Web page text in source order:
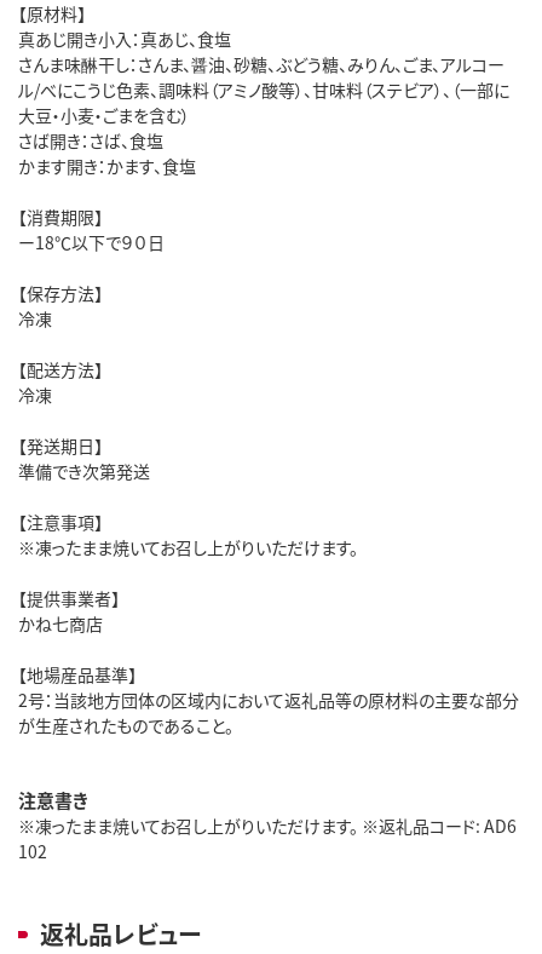
【原材料】
真あじ開き小入：真あじ、食塩
さんま味醂干し：さんま、醤油、砂糖、ぶどう糖、みりん、ごま、アルコー
ル/べにこうじ色素、調味料（アミノ酸等）、甘味料（ステビア）、（一部に
大豆・小麦・ごまを含む）
さば開き：さば、食塩
かます開き：かます、食塩
【消費期限】
ー18℃以下で９０日
【保存方法】
冷凍
【配送方法】
冷凍
【発送期日】
準備でき次第発送
【注意事項】
※凍ったまま焼いてお召し上がりいただけます。
【提供事業者】
かね七商店
【地場産品基準】
2号：当該地方団体の区域内において返礼品等の原材料の主要な部分
が生産されたものであること。
注意書き
※凍ったまま焼いてお召し上がりいただけます。 ※返礼品コード: AD6
102
返礼品レビュー